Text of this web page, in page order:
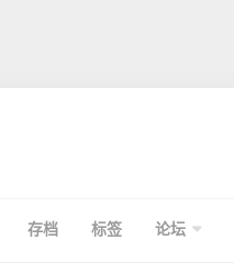
存档 标签 论坛